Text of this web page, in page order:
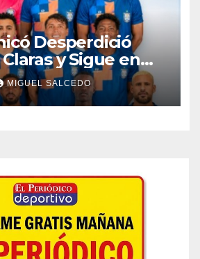
Desperdició
y Sigue en
Liga
MIGUEL SALCEDO